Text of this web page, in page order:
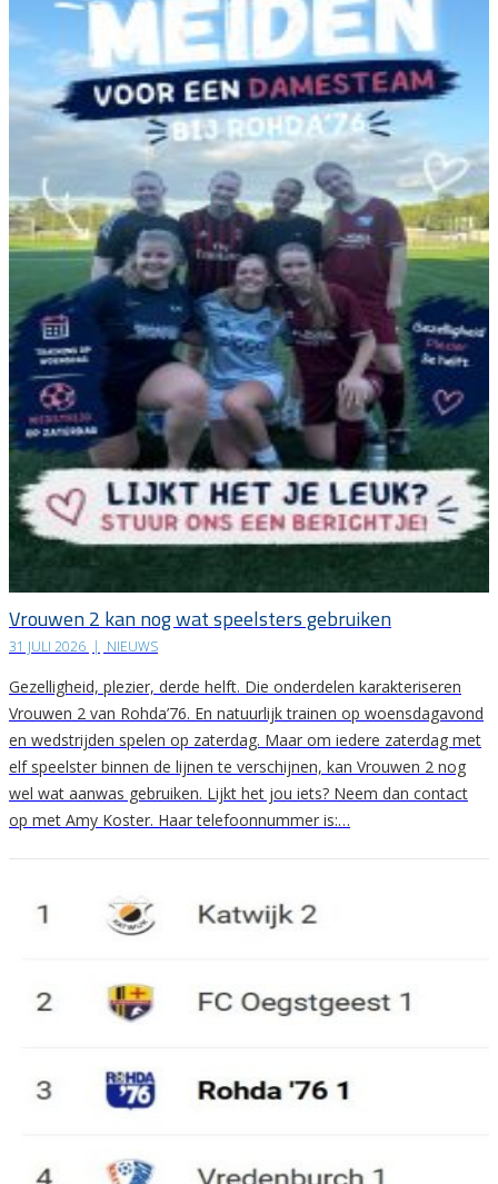
Vrouwen 2 kan nog wat speelsters gebruiken
31 JULI 2026 | NIEUWS
Gezelligheid, plezier, derde helft. Die onderdelen karakteriseren
Vrouwen 2 van Rohda’76. En natuurlijk trainen op woensdagavond
en wedstrijden spelen op zaterdag. Maar om iedere zaterdag met
elf speelster binnen de lijnen te verschijnen, kan Vrouwen 2 nog
wel wat aanwas gebruiken. Lijkt het jou iets? Neem dan contact
op met Amy Koster. Haar telefoonnummer is:…